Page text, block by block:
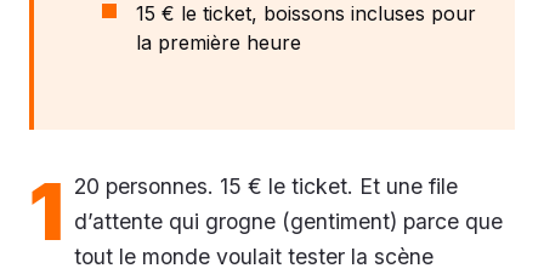
15 € le ticket, boissons incluses pour
la première heure
1 20 personnes. 15 € le ticket. Et une file
d’attente qui grogne (gentiment) parce que
tout le monde voulait tester la scène